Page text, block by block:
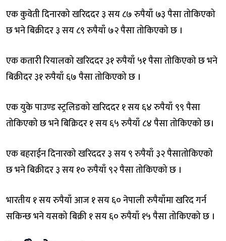
एक कुवेती दिनारको खरिददर ३ सय ८७ रुपैयाँ ७३ पैसा तोकिएको
छ भने बिक्रीदर ३ सय ८९ रुपैयाँ ७२ पैसा तोकिएको छ ।
एक कतारी रियालको खरिददर ३१ रुपैयाँ ५१ पैसा तोकिएको छ भने
बिक्रीदर ३१ रुपैयाँ ६७ पैसा तोकिएको छ ।
एक युके पाउण्ड स्ट्रलिङको खरिददर १ सय ६४ रुपैयाँ ९९ पैसा
तोकिएको छ भने बिक्रिदर १ सय ६५ रुपैयाँ ८४ पैसा तोकिएको छ।
एक बहराईन दिनारको खरिददर ३ सय ९ रुपैयाँ ३२ पैसातोकिएको
छ भने बिक्रीदर ३ सय १० रुपैयाँ ९२ पैसा तोकिएको छ ।
भारतीय १ सय रुपैयाँ आज १ सय ६० नेपाली रुपैयाँमा खरिद गर्न
सकिन्छ भने यसको बिक्री १ सय ६० रुपैयाँ १५ पैसा तोकिएको छ ।